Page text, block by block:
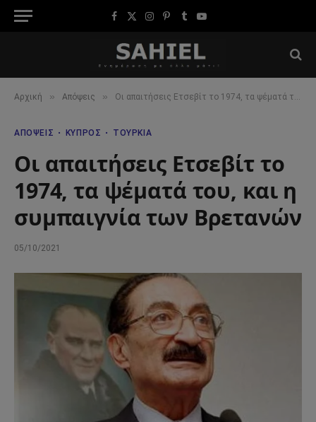
Facebook
X
Instagram
Pinterest
TumblrYouTube
Αρχική » Απόψεις » Οι απαιτήσεις Ετσεβίτ το 1974, τα ψέματά του, και η συμπαιγνία των Βρετανών
ΑΠΌΨΕΙΣ ΚΎΠΡΟΣ ΤΟΥΡΚΊΑ
Οι απαιτήσεις Ετσεβίτ το
1974, τα ψέματά του, και η
συμπαιγνία των Βρετανών
05/10/2021